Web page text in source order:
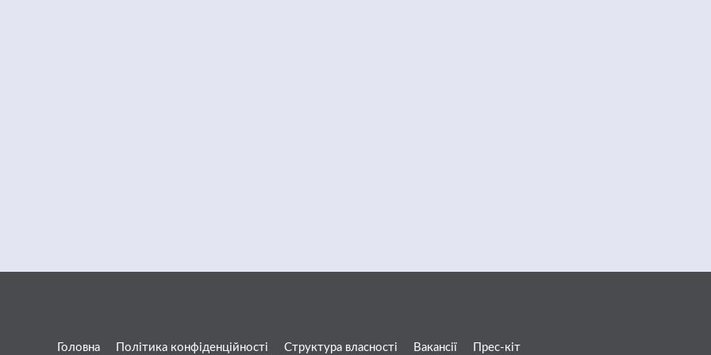
Головна Політика конфіденційності Структура власності Вакансії Прес-кіт